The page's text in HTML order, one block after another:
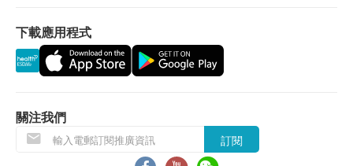
-如果濾芯被完全污染或水壓明顯降低，請更換濾芯。
-所有圖片及資料只供作參考，以實物為準。資料如有
更改，恕不另行通知。
當顧客收取已訂購之貨品時，有責任檢查貨品是否
有損毀情況，一經確認簽收，恕不接受退換。
退換產品必須包裝完整，如退換之產品有任何殘缺
如有其他損壞或遺漏查詢，顧客必須保留有效收據
正本，並於送貨後3個工作天內按下列方式聯絡
Homesik Hong Kong 客戶服務部跟進。
下載應用程式
關注我們
訂閱